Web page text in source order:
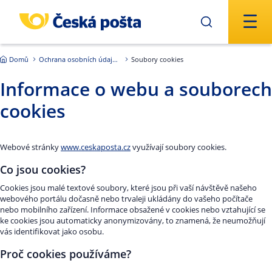
Domů Ochrana osobních údajů - GDPR Soubory cookies
Informace o webu a souborech
cookies
Webové stránkywww.ceskaposta.czvyužívají soubory cookies.
Co jsou cookies?
Cookies jsou malé textové soubory, které jsou při vaší návštěvě našeho
webového portálu dočasně nebo trvaleji ukládány do vašeho počítače
nebo mobilního zařízení. Informace obsažené v cookies nebo vztahující se
ke cookies jsou automaticky anonymizovány, to znamená, že neumožňují
vás identifikovat jako osobu.
Proč cookies používáme?